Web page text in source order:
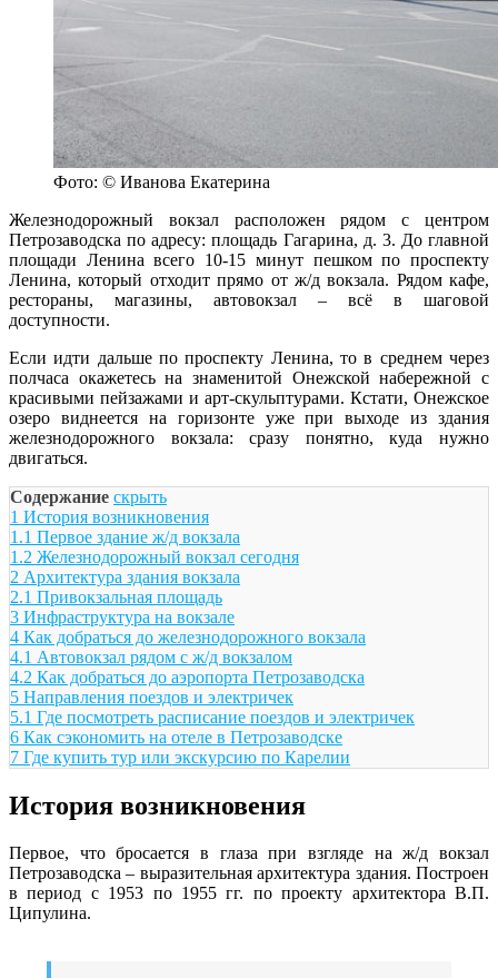
Фото: © Иванова Екатерина
Железнодорожный вокзал расположен рядом с центром
Петрозаводска по адресу: площадь Гагарина, д. 3. До главной
площади Ленина всего 10-15 минут пешком по проспекту
Ленина, который отходит прямо от ж/д вокзала. Рядом кафе,
рестораны, магазины, автовокзал – всё в шаговой
доступности.
Если идти дальше по проспекту Ленина, то в среднем через
полчаса окажетесь на знаменитой Онежской набережной с
красивыми пейзажами и арт-скульптурами. Кстати, Онежское
озеро виднеется на горизонте уже при выходе из здания
железнодорожного вокзала: сразу понятно, куда нужно
двигаться.
Содержание скрыть
1 История возникновения
1.1 Первое здание ж/д вокзала
1.2 Железнодорожный вокзал сегодня
2 Архитектура здания вокзала
2.1 Привокзальная площадь
3 Инфраструктура на вокзале
4 Как добраться до железнодорожного вокзала
4.1 Автовокзал рядом с ж/д вокзалом
4.2 Как добраться до аэропорта Петрозаводска
5 Направления поездов и электричек
5.1 Где посмотреть расписание поездов и электричек
6 Как сэкономить на отеле в Петрозаводске
7 Где купить тур или экскурсию по Карелии
История возникновения
Первое, что бросается в глаза при взгляде на ж/д вокзал
Петрозаводска – выразительная архитектура здания. Построен
в период с 1953 по 1955 гг. по проекту архитектора В.П.
Ципулина.